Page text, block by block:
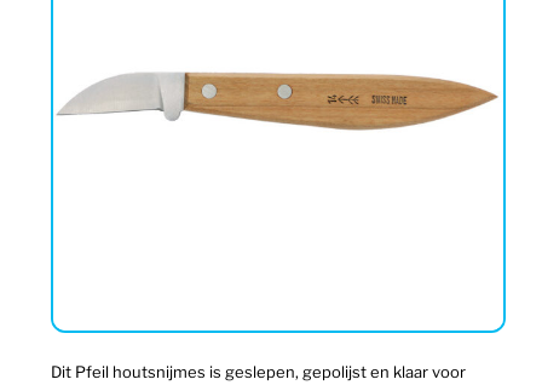
Dit Pfeil houtsnijmes is geslepen, gepolijst en klaar voor